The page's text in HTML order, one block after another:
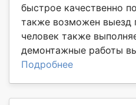
быстрое качественно
также возможен выезд
человек также
демонтажные работы
Подробнее